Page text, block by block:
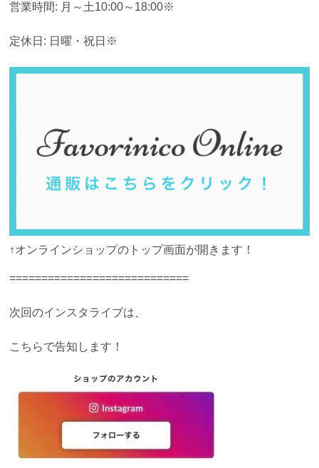
営業時間: 月～土10:00～18:00※
定休日: 日曜・祝日※
↑オンラインショップのトップ画面が開きます！
============================
次回のインスタライブは、
こちらで告知します！